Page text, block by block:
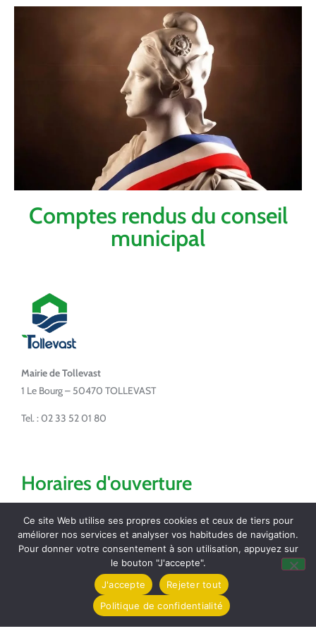
Comptes rendus du conseil
municipal
Mairie de Tollevast
1 Le Bourg – 50470 TOLLEVAST
Tel. : 02 33 52 01 80
Horaires d'ouverture
Lundi de 14h à 17h
Mardi de 16h à 18h
Jeudi de 8h30 à 12h
Vendredi de 16h à 18h
Partagez / Imprimez
Ce site Web utilise ses propres cookies et ceux de tiers pour
améliorer nos services et analyser vos habitudes de navigation.
Pour donner votre consentement à son utilisation, appuyez sur
le bouton "J'accepte".
J'accepte
Rejeter tout
Politique de confidentialité